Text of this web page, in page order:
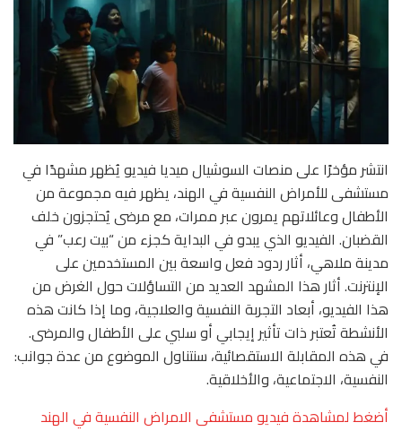
انتشر مؤخرًا على منصات السوشيال ميديا فيديو يُظهر مشهدًا في
مستشفى للأمراض النفسية في الهند، يظهر فيه مجموعة من
الأطفال وعائلاتهم يمرون عبر ممرات، مع مرضى يُحتجزون خلف
القضبان. الفيديو الذي يبدو في البداية كجزء من “بيت رعب” في
مدينة ملاهي، أثار ردود فعل واسعة بين المستخدمين على
الإنترنت. أثار هذا المشهد العديد من التساؤلات حول الغرض من
هذا الفيديو، أبعاد التجربة النفسية والعلاجية، وما إذا كانت هذه
الأنشطة تُعتبر ذات تأثير إيجابي أو سلبي على الأطفال والمرضى.
في هذه المقابلة الاستقصائية، سنتناول الموضوع من عدة جوانب:
النفسية، الاجتماعية، والأخلاقية.
أضغط لمشاهدة فيديو مستشفى الامراض النفسية في الهند